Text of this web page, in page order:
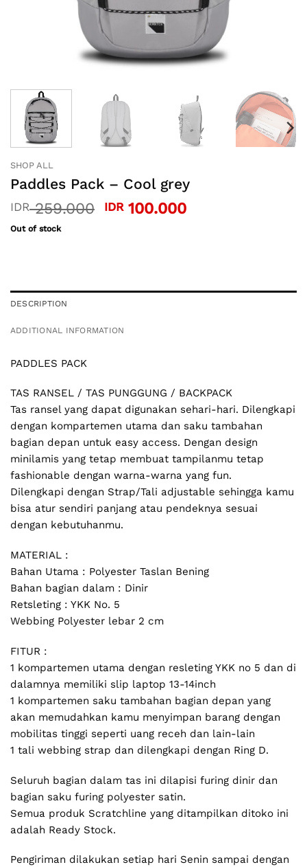
SHOP ALL
Paddles Pack – Cool grey
IDR259.000 Original
IDR100.000Current
Out of stock
DESCRIPTION
ADDITIONAL INFORMATION
PADDLES PACK
TAS RANSEL / TAS PUNGGUNG / BACKPACK
Tas ransel yang dapat digunakan sehari-hari. Dilengkapi
dengan kompartemen utama dan saku tambahan
bagian depan untuk easy access. Dengan design
minilamis yang tetap membuat tampilanmu tetap
fashionable dengan warna-warna yang fun.
Dilengkapi dengan Strap/Tali adjustable sehingga kamu
bisa atur sendiri panjang atau pendeknya sesuai
dengan kebutuhanmu.
MATERIAL :
Bahan Utama : Polyester Taslan Bening
Bahan bagian dalam : Dinir
Retsleting : YKK No. 5
Webbing Polyester lebar 2 cm
FITUR :
1 kompartemen utama dengan resleting YKK no 5 dan di
dalamnya memiliki slip laptop 13-14inch
1 kompartemen saku tambahan bagian depan yang
akan memudahkan kamu menyimpan barang dengan
mobilitas tinggi seperti uang receh dan lain-lain
1 tali webbing strap dan dilengkapi dengan Ring D.
Seluruh bagian dalam tas ini dilapisi furing dinir dan
bagian saku furing polyester satin.
Semua produk Scratchline yang ditampilkan ditoko ini
adalah Ready Stock.
Pengiriman dilakukan setiap hari Senin sampai dengan